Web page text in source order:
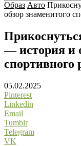
Образ Авто
обзор знаменитого
— история и
спортивного
05.02.2025
Pinterest
Linkedin
Email
Tumblr
Telegram
VK